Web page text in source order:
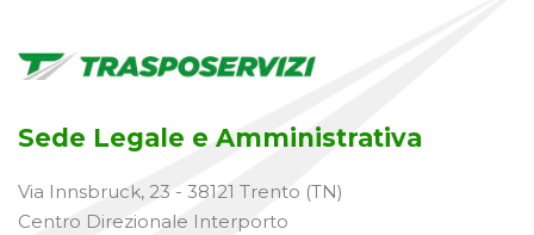
Sede Legale e Amministrativa
Via Innsbruck, 23 - 38121 Trento (TN)
Centro Direzionale Interporto